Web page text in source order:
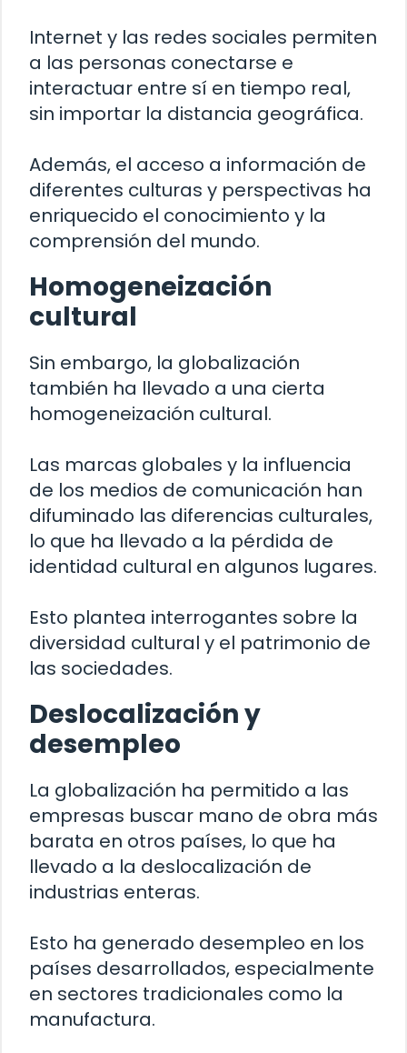
Internet y las redes sociales permiten
a las personas conectarse e
interactuar entre sí en tiempo real,
sin importar la distancia geográfica.
Además, el acceso a información de
diferentes culturas y perspectivas ha
enriquecido el conocimiento y la
comprensión del mundo.
Homogeneización
cultural
Sin embargo, la globalización
también ha llevado a una cierta
homogeneización cultural.
Las marcas globales y la influencia
de los medios de comunicación han
difuminado las diferencias culturales,
lo que ha llevado a la pérdida de
identidad cultural en algunos lugares.
Esto plantea interrogantes sobre la
diversidad cultural y el patrimonio de
las sociedades.
Deslocalización y
desempleo
La globalización ha permitido a las
empresas buscar mano de obra más
barata en otros países, lo que ha
llevado a la deslocalización de
industrias enteras.
Esto ha generado desempleo en los
países desarrollados, especialmente
en sectores tradicionales como la
manufactura.